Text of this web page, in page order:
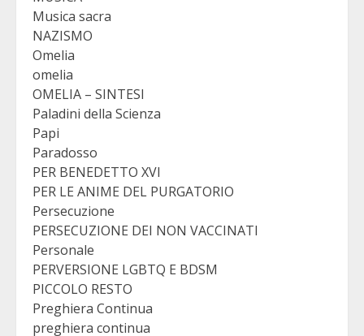
Musica sacra
NAZISMO
Omelia
omelia
OMELIA – SINTESI
Paladini della Scienza
Papi
Paradosso
PER BENEDETTO XVI
PER LE ANIME DEL PURGATORIO
Persecuzione
PERSECUZIONE DEI NON VACCINATI
Personale
PERVERSIONE LGBTQ E BDSM
PICCOLO RESTO
Preghiera Continua
preghiera continua